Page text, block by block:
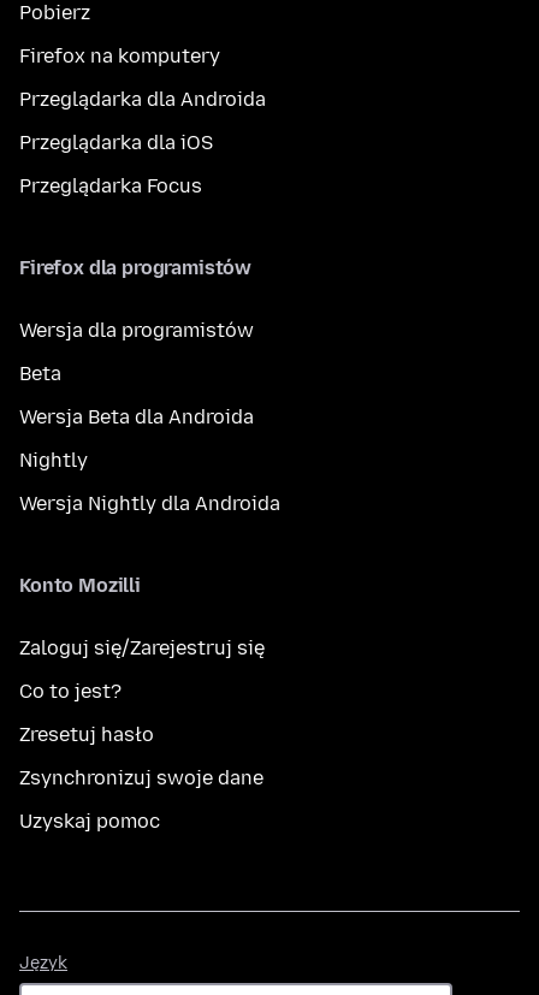
Pobierz
Firefox na komputery
Przeglądarka dla Androida
Przeglądarka dla iOS
Przeglądarka Focus
Firefox dla programistów
Wersja dla programistów
Beta
Wersja Beta dla Androida
Nightly
Wersja Nightly dla Androida
Konto Mozilli
Zaloguj się/Zarejestruj się
Co to jest?
Zresetuj hasło
Zsynchronizuj swoje dane
Uzyskaj pomoc
Język